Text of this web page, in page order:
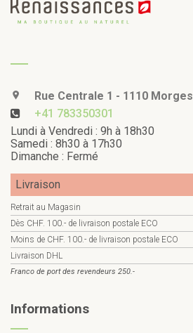
Rue Centrale 1 - 1110 Morges
+41 783350301
Lundi à Vendredi : 9h à 18h30
Samedi : 8h30 à 17h30
Dimanche : Fermé
Livraison
Retrait au Magasin
Dès CHF. 100.- de livraison postale ECO
Moins de CHF. 100.- de livraison postale ECO
Livraison DHL
Franco de port des revendeurs 250.-
Informations